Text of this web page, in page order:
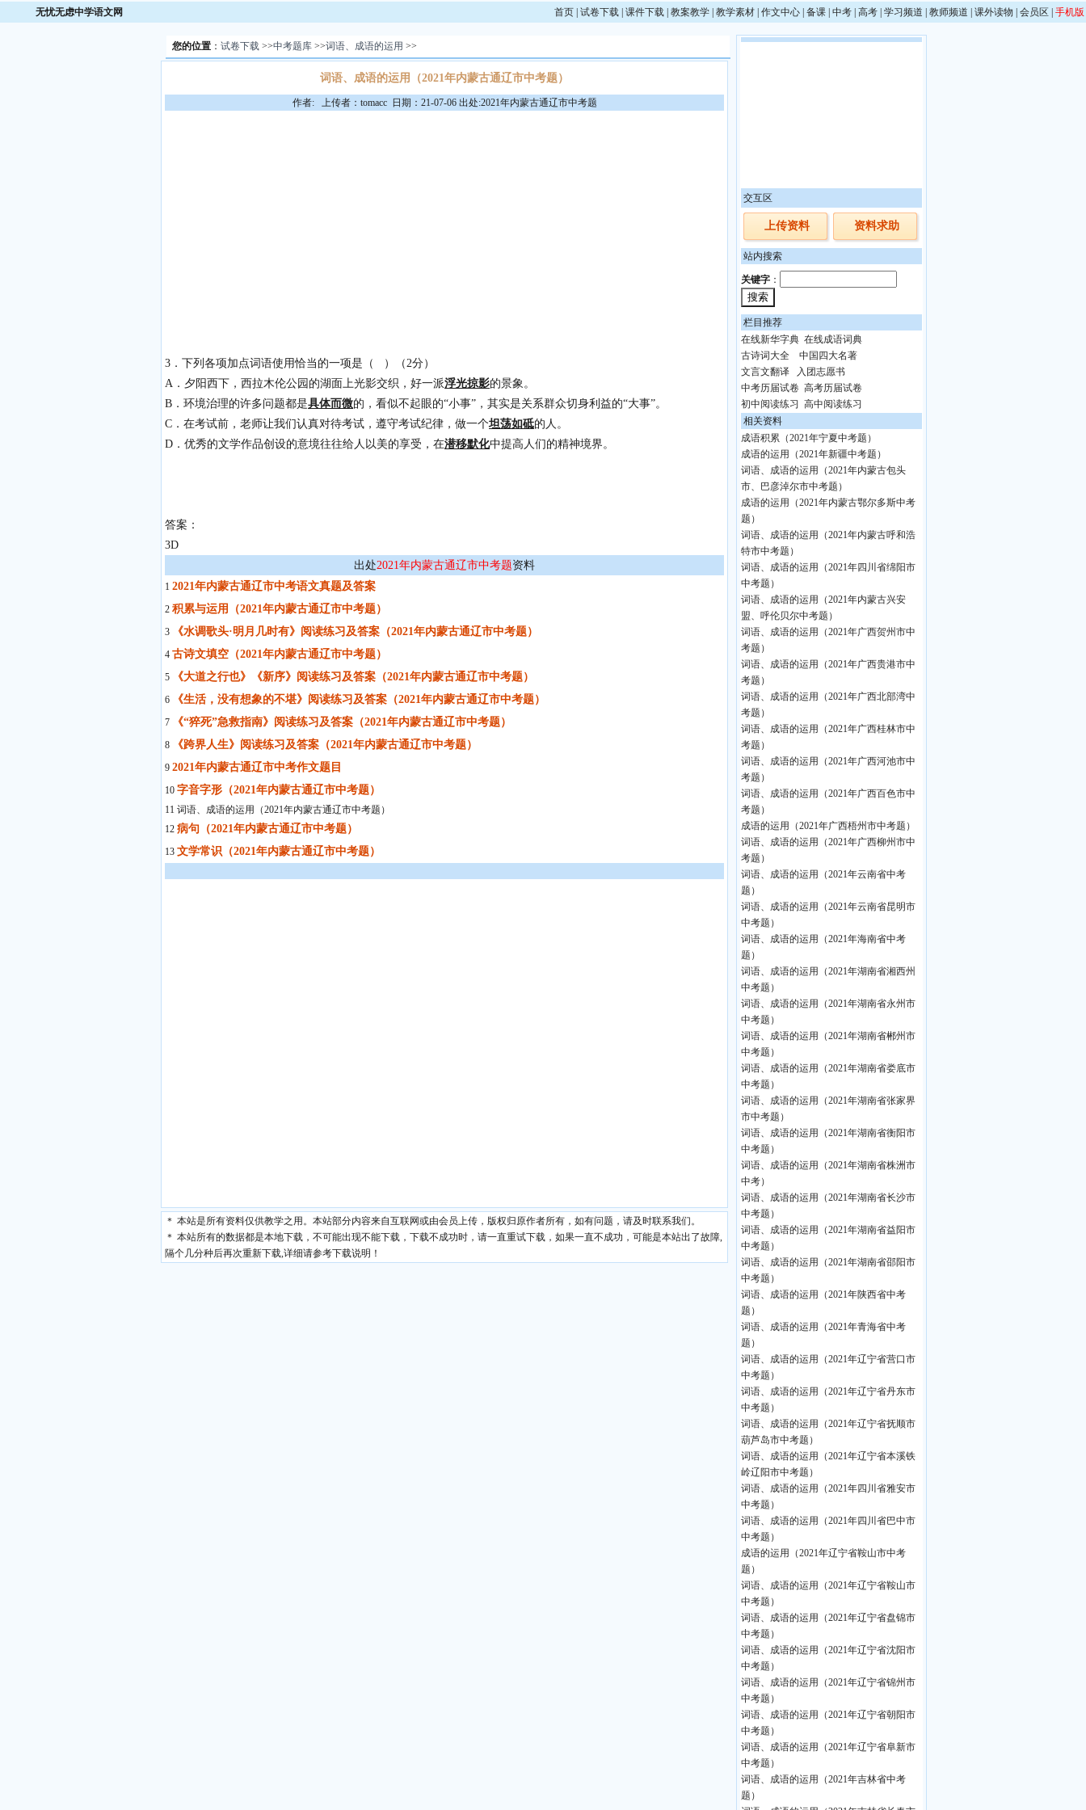
无忧无虑中学语文网 首页 试卷下载 课件下载 教案教学 教学素材 作文中心 备课 中考 高考 学习频道 教师频道 课外读物 会员区 手机版
您的位置： 试卷下载>>中考题库>>词语、成语的运用 >>
词语、成语的运用（2021年内蒙古通辽市中考题）
作者: 上传者：tomacc 日期：21-07-06 出处:2021年内蒙古通辽市中考题
3．下列各项加点词语使用恰当的一项是（ ）（2分）
A．夕阳西下，西拉木伦公园的湖面上光影交织，好一派浮光掠影的景象。
B．环境治理的许多问题都是具体而微的，看似不起眼的“小事”，其实是关系群众切身利益的“大事”。
C．在考试前，老师让我们认真对待考试，遵守考试纪律，做一个坦荡如砥的人。
D．优秀的文学作品创设的意境往往给人以美的享受，在潜移默化中提高人们的精神境界。
答案：
3D
出处2021年内蒙古通辽市中考题资料
1 2021年内蒙古通辽市中考语文真题及答案
2 积累与运用（2021年内蒙古通辽市中考题）
3 《水调歌头·明月几时有》阅读练习及答案（2021年内蒙古通辽市中考题）
4 古诗文填空（2021年内蒙古通辽市中考题）
5 《大道之行也》《新序》阅读练习及答案（2021年内蒙古通辽市中考题）
6 《生活，没有想象的不堪》阅读练习及答案（2021年内蒙古通辽市中考题）
7 《“猝死”急救指南》阅读练习及答案（2021年内蒙古通辽市中考题）
8 《跨界人生》阅读练习及答案（2021年内蒙古通辽市中考题）
9 2021年内蒙古通辽市中考作文题目
10 字音字形（2021年内蒙古通辽市中考题）
11 词语、成语的运用（2021年内蒙古通辽市中考题）
12 病句（2021年内蒙古通辽市中考题）
13 文学常识（2021年内蒙古通辽市中考题）
＊ 本站是所有资料仅供教学之用。本站部分内容来自互联网或由会员上传，版权归原作者所有，如有问题，请及时联系我们。
＊ 本站所有的数据都是本地下载，不可能出现不能下载，下载不成功时，请一直重试下载，如果一直不成功，可能是本站出了故障,
隔个几分种后再次重新下载,详细请参考下载说明！
交互区
上传资料 资料求助
站内搜索
关键字 ：
栏目推荐
在线新华字典 在线成语词典
古诗词大全
中国四大名著
文言文翻译
入团志愿书
中考历届试卷 高考历届试卷
初中阅读练习
高中阅读练习
相关资料
成语积累（2021年宁夏中考题）
成语的运用（2021年新疆中考题）
词语、成语的运用（2021年内蒙古包头
市、巴彦淖尔市中考题）
成语的运用（2021年内蒙古鄂尔多斯中考
题）
词语、成语的运用（2021年内蒙古呼和浩
特市中考题）
词语、成语的运用（2021年四川省绵阳市
中考题）
词语、成语的运用（2021年内蒙古兴安
盟、呼伦贝尔中考题）
词语、成语的运用（2021年广西贺州市中
考题）
词语、成语的运用（2021年广西贵港市中
考题）
词语、成语的运用（2021年广西北部湾中
考题）
词语、成语的运用（2021年广西桂林市中
考题）
词语、成语的运用（2021年广西河池市中
考题）
词语、成语的运用（2021年广西百色市中
考题）
成语的运用（2021年广西梧州市中考题）
词语、成语的运用（2021年广西柳州市中
考题）
词语、成语的运用（2021年云南省中考
题）
词语、成语的运用（2021年云南省昆明市
中考题）
词语、成语的运用（2021年海南省中考
题）
词语、成语的运用（2021年湖南省湘西州
中考题）
词语、成语的运用（2021年湖南省永州市
中考题）
词语、成语的运用（2021年湖南省郴州市
中考题）
词语、成语的运用（2021年湖南省娄底市
中考题）
词语、成语的运用（2021年湖南省张家界
市中考题）
词语、成语的运用（2021年湖南省衡阳市
中考题）
词语、成语的运用（2021年湖南省株洲市
中考）
词语、成语的运用（2021年湖南省长沙市
中考题）
词语、成语的运用（2021年湖南省益阳市
中考题）
词语、成语的运用（2021年湖南省邵阳市
中考题）
词语、成语的运用（2021年陕西省中考
题）
词语、成语的运用（2021年青海省中考
题）
词语、成语的运用（2021年辽宁省营口市
中考题）
词语、成语的运用（2021年辽宁省丹东市
中考题）
词语、成语的运用（2021年辽宁省抚顺市
葫芦岛市中考题）
词语、成语的运用（2021年辽宁省本溪铁
岭辽阳市中考题）
词语、成语的运用（2021年四川省雅安市
中考题）
词语、成语的运用（2021年四川省巴中市
中考题）
成语的运用（2021年辽宁省鞍山市中考
题）
词语、成语的运用（2021年辽宁省鞍山市
中考题）
词语、成语的运用（2021年辽宁省盘锦市
中考题）
词语、成语的运用（2021年辽宁省沈阳市
中考题）
词语、成语的运用（2021年辽宁省锦州市
中考题）
词语、成语的运用（2021年辽宁省朝阳市
中考题）
词语、成语的运用（2021年辽宁省阜新市
中考题）
词语、成语的运用（2021年吉林省中考
题）